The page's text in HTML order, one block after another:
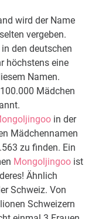
wird der Name
vergeben.
den deutschen
höchstens eine
Namen.
Mädchen
in der
Mädchennamen
zu finden. Ein
Mongoljingoo ist
Ähnlich
Schweiz. Von
Schweizern